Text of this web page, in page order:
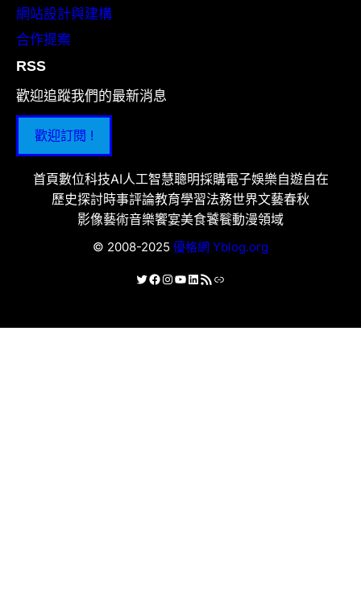
網站設計與建構
合作提案
RSS
歡迎追蹤我們的最新消息
歡迎訂閱 !
首頁數位科技AI人工智慧聰明採購電子娛樂自遊自在
歷史探討時事評論教育學習法務世界文藝春秋
影像藝術音樂饗宴美食饕餮動漫領域
© 2008-2025 優格網 Yblog.org
X Facebook
Instagram
YouTube
LinkedIn
RSS 資訊提供連結